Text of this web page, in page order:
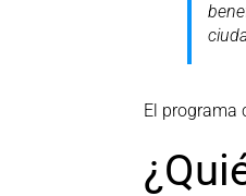
El programa